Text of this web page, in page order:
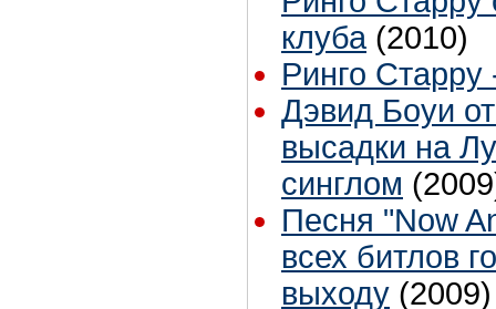
клуба (2010)
Ринго Старру
Дэвид Боуи
высадки на
синглом
Песня "Now
всех битлов
выходу (2009)